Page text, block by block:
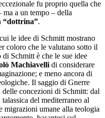
fu proprio quella che
ma a un tempo – della
“dottrina”.
le idee di Schmitt mostrano
coloro che le valutano sotto il
Schmitt è che le sue idee
Machiavelli di considerare
e meno ancora di
Il saggio di Gnerre
concezioni di Schmitt: dal
del mediterraneo al
umane alla teologia